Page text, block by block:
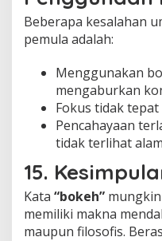
Beberapa kesalahan
pemula adalah:
Menggunakan
mengaburkan
Fokus tidak
Pencahayaan
tidak terlihat
15.
Kata “bokeh”
memiliki makna
maupun filosofis.